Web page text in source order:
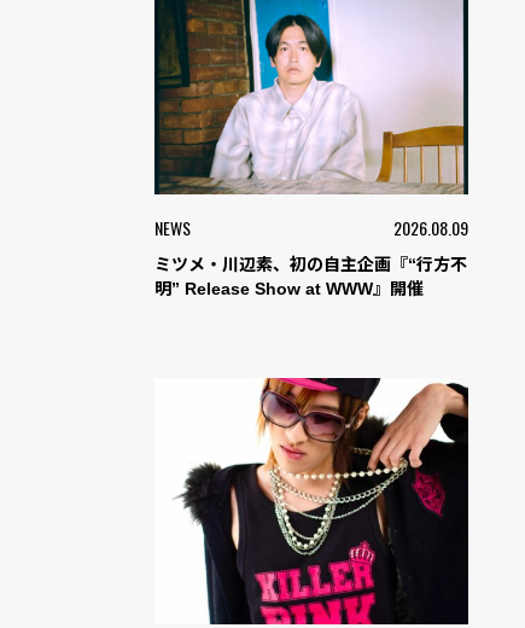
NEWS 2026.08.09
ミツメ・川辺素、初の自主企画『“行方不
明” Release Show at WWW』開催